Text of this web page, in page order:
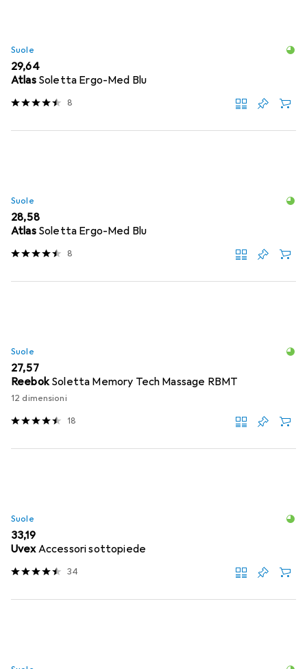
Suole
EUR
29,64
Atlas Soletta Ergo-Med Blu
8
Suole
EUR
28,58
Atlas Soletta Ergo-Med Blu
8
Suole
EUR
27,57
Reebok Soletta Memory Tech Massage RBMT
12 dimensioni
18
Suole
EUR
33,19
UvexAccessori sottopiede
34